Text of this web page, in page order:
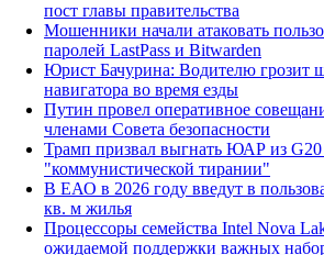
пост главы правительства
Мошенники начали атаковать
паролей LastPass и Bitwarden
Юрист Бачурина: Водителю грозит
навигатора во время езды
Путин провел оперативное
членами Совета безопасности
Трамп призвал выгнать ЮАР из G20
"коммунистической тирании"
В ЕАО в 2026 году введут в
кв. м жилья
Процессоры семейства Intel Nova
ожидаемой поддержки важных